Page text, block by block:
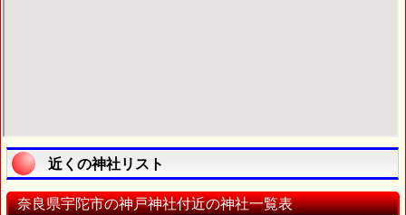
近くの神社リスト
奈良県宇陀市の神戸神社付近の神社一覧表